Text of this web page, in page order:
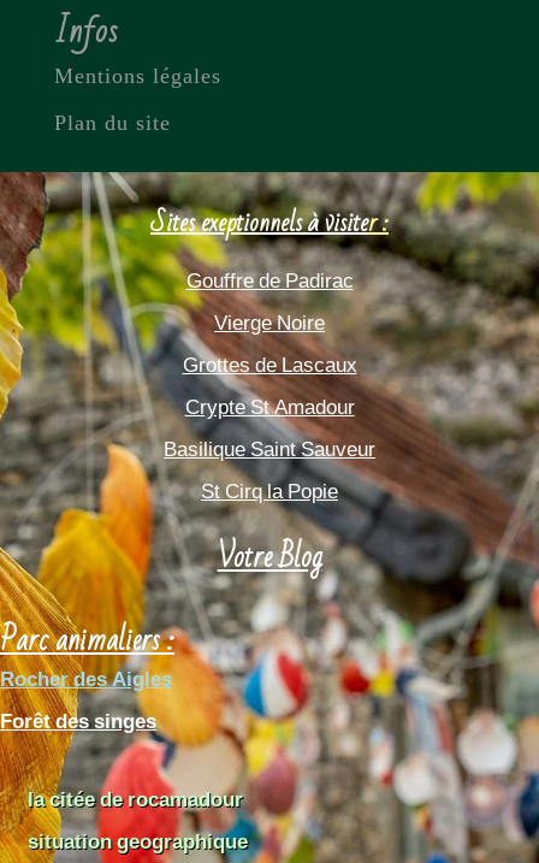
Infos
Mentions légales
Plan du site
Sites exeptionnels à visiter :
Gouffre de Padirac
Vierge Noire
Grottes de Lascaux
Crypte St Amadour
Basilique Saint Sauveur
St Cirq la Popie
Votre Blog
Parc animaliers :
Rocher des Aigles
Forêt des singes
la citée de rocamadour
situation geographique